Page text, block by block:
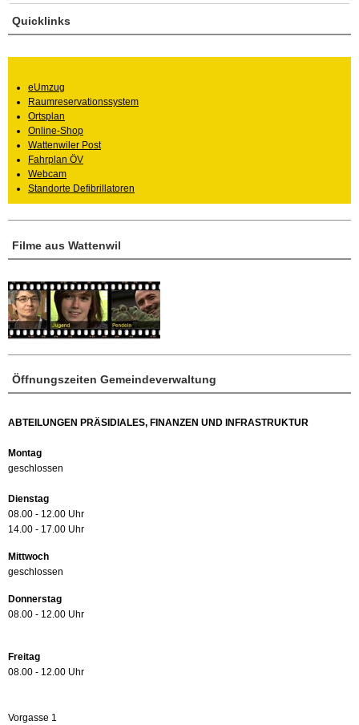
Öffnungszeiten Gemeindeverwaltung
ABTEILUNGEN PRÄSIDIALES, FINANZEN UND INFRASTRUKTUR
Montag
geschlossen
Dienstag
08.00 - 12.00 Uhr
14.00 - 17.00 Uhr
Mittwoch
geschlossen
Donnerstag
08.00 - 12.00 Uhr
Freitag
08.00 - 12.00 Uhr
Vorgasse 1
Filme aus Wattenwil
Quicklinks
eUmzug
Raumreservationssystem
Ortsplan
Online-Shop
Wattenwiler Post
Fahrplan ÖV
Webcam
Standorte Defibrillatoren